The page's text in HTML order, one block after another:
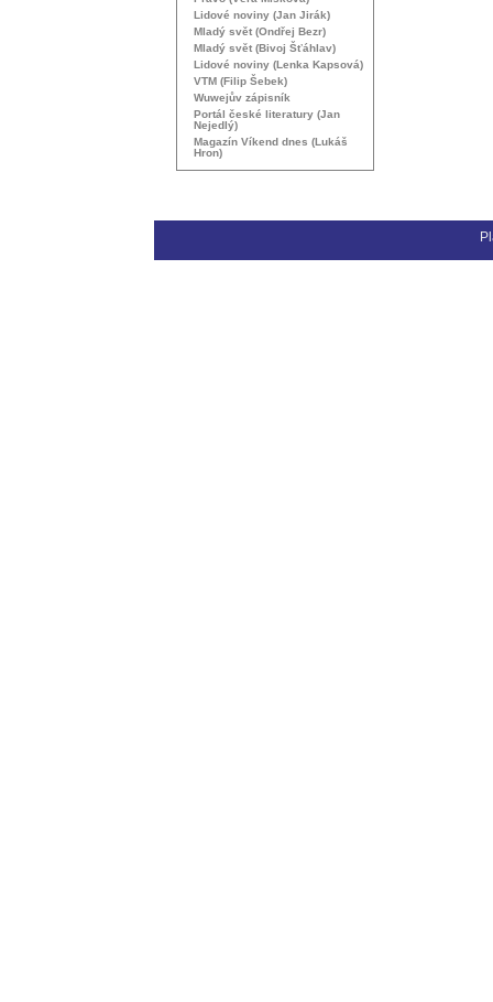
Lidové noviny (Jan Jirák)
Mladý svět (Ondřej Bezr)
Mladý svět (Bivoj Šťáhlav)
Lidové noviny (Lenka Kapsová)
VTM (Filip Šebek)
Wuwejův zápisník
Portál české literatury (Jan
Nejedlý)
Magazín Víkend dnes (Lukáš
Hron)